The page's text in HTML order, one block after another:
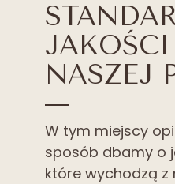
NASZEJ
W tym miejscy
sposób dbamy o
które wychodzą z